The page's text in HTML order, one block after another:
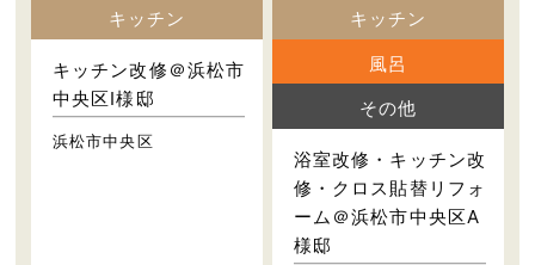
キッチン
キッチン改修＠浜松市
中央区I様邸
浜松市中央区
キッチン
風呂
その他
浴室改修・キッチン改
修・クロス貼替リフォ
ーム＠浜松市中央区A
様邸